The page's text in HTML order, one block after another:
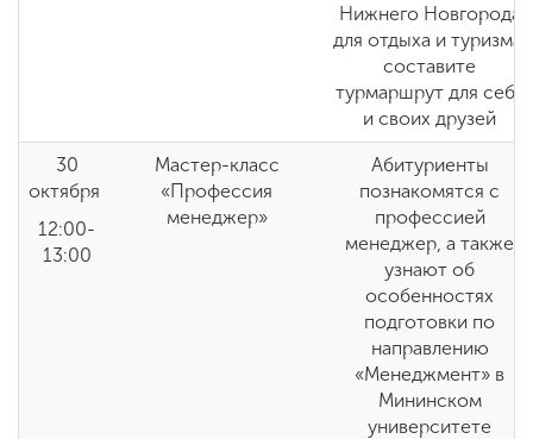
Нижнего Новгорода
для отдыха и туризма,
составите
турмаршрут для себя
и своих друзей
30
октября
12:00-
13:00
Мастер-класс
«Профессия
менеджер»
Абитуриенты
познакомятся с
профессией
менеджер, а также
узнают об
особенностях
подготовки по
направлению
«Менеджмент» в
Мининском
университете